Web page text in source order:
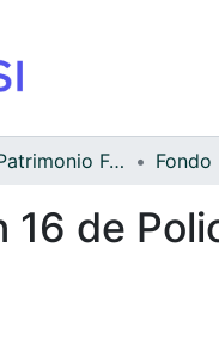
Archivo del Patrimonio Fotográfico y Fílmico del Valle del Cauca
16 de